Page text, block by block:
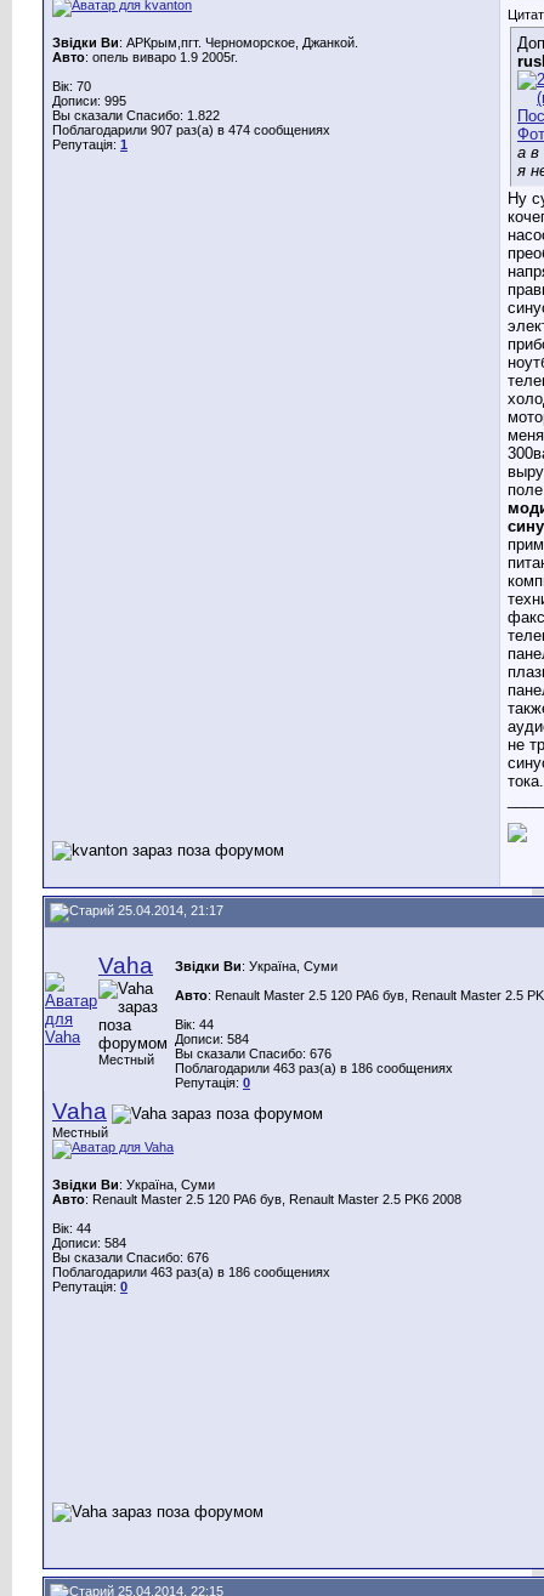
Звідки Ви: АРКрым,пгт. Черноморское, Джанкой.
Авто: опель виваро 1.9 2005г.
Вік: 70
Дописи: 995
Вы сказали Спасибо: 1.822
Поблагодарили 907 раз(а) в 474 сообщениях
Репутація: 1
а в
я
Ну
не
тока.
25.04.2014, 21:17
Vaha
Местный
Звідки Ви: Україна, Суми
Авто: Renault Master 2.5 120 PA6 був, Renault Master 2.5
Вік: 44
Дописи: 584
Вы сказали Спасибо: 676
Поблагодарили 463 раз(а) в 186 сообщениях
Репутація: 0
Vaha
Местный
Звідки Ви: Україна, Суми
Авто: Renault Master 2.5 120 PA6 був, Renault Master 2.5 PK6 2008
Вік: 44
Дописи: 584
Вы сказали Спасибо: 676
Поблагодарили 463 раз(а) в 186 сообщениях
Репутація: 0
25.04.2014, 22:15